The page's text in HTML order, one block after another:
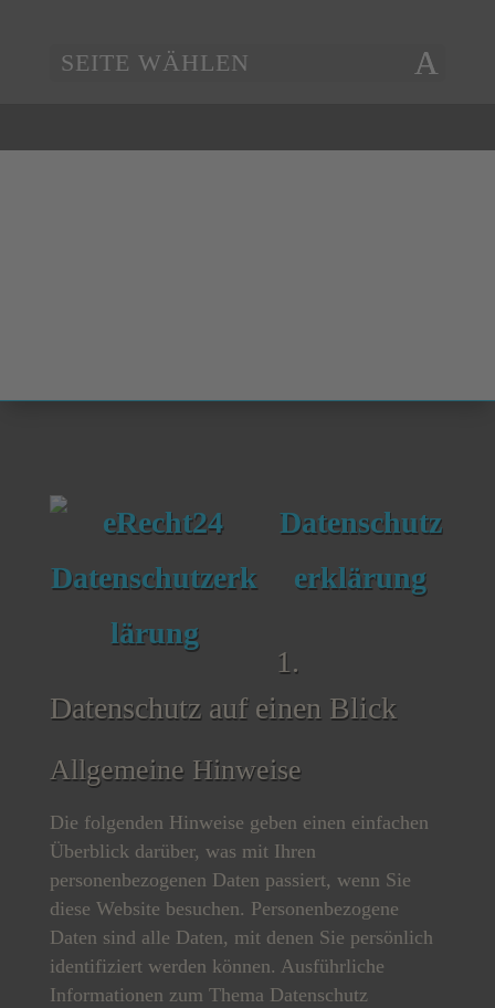
SEITE WÄHLEN
Datenschutz
erklärung
1.
Datenschutz auf einen Blick
Allgemeine Hinweise
Die folgenden Hinweise geben einen einfachen
Überblick darüber, was mit Ihren
personenbezogenen Daten passiert, wenn Sie
diese Website besuchen. Personenbezogene
Daten sind alle Daten, mit denen Sie persönlich
identifiziert werden können. Ausführliche
Informationen zum Thema Datenschutz